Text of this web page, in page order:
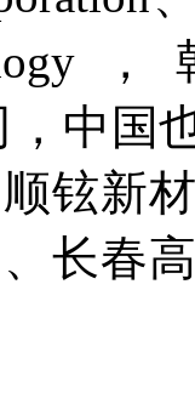
，中国
铉新
长春